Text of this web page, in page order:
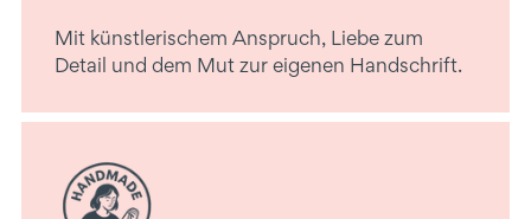
Mit künstlerischem Anspruch, Liebe zum
Detail und dem Mut zur eigenen Handschrift.